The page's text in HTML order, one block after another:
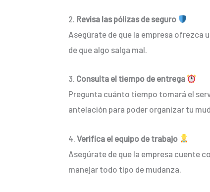
2. Revisa las pólizas de seguro
Asegúrate de que la empresa ofrezca
de que algo salga mal.
3. Consulta el tiempo de entrega
Pregunta cuánto tiempo tomará el
antelación para poder organizar tu
4. Verifica el equipo de trabajo
Asegúrate de que la empresa cuente
manejar todo tipo de mudanza.